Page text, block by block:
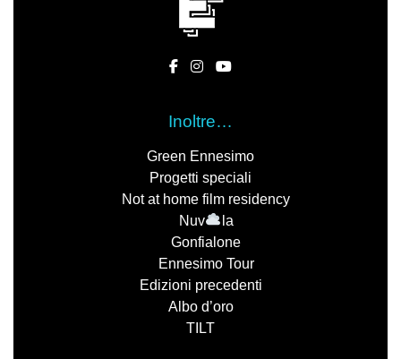
Inoltre…
Green Ennesimo
Progetti speciali
Not at home film residency
Nuv
la
Gonfialone
Ennesimo Tour
Edizioni precedenti
Albo d’oro
TILT